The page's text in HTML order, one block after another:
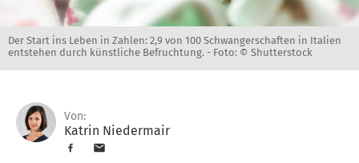
Der Start ins Leben in Zahlen: 2,9 von 100 Schwangerschaften in Italien
entstehen durch künstliche Befruchtung. - Foto: © Shutterstock
Von:
Katrin Niedermair